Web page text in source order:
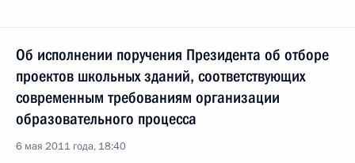
Об исполнении поручения Президента об отборе
проектов школьных зданий, соответствующих
современным требованиям организации
образовательного процесса
6 мая 2011 года, 18:40